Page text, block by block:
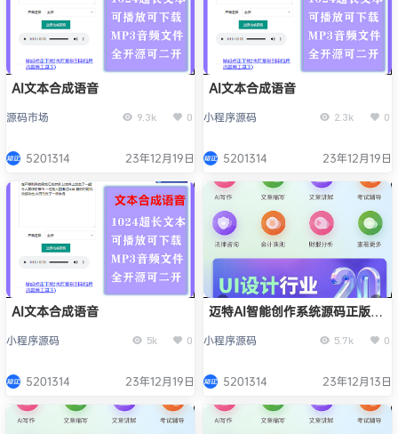
AI文本合成语音
源码市场 9.3k 0
5201314 23年12月19日
AI文本合成语音
小程序源码 2.3k 0
5201314 23年12月19日
AI文本合成语音
小程序源码 5k 0
5201314 23年12月19日
迈特AI智能创作系统源码正版系
小程序源码 5.7k 0
5201314 23年12月13日